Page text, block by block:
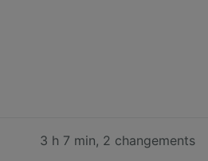
3 h 7 min, 2 changements